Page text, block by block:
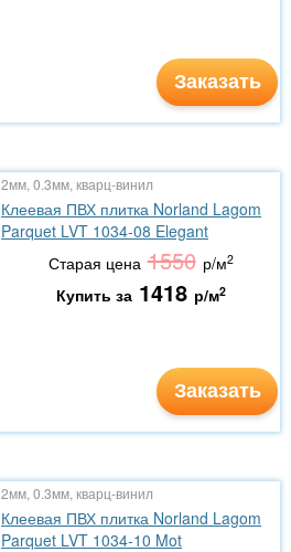
Заказать
2мм, 0.3мм, кварц-винил
Клеевая ПВХ плитка Norland Lagom
Parquet LVT 1034-08 Elegant
Старая цена 1550 р/м2
Купить за 1418 р/м2
Заказать
2мм, 0.3мм, кварц-винил
Клеевая ПВХ плитка Norland Lagom
Parquet LVT 1034-10 Mot